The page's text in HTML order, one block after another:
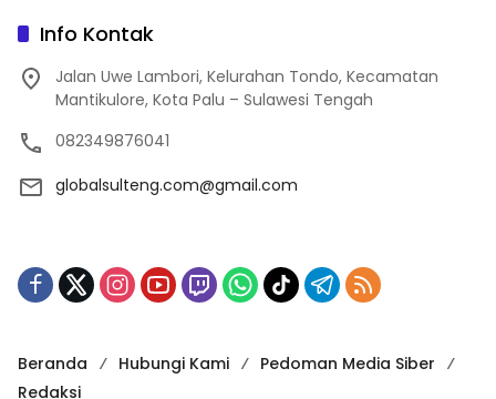
Info Kontak
Jalan Uwe Lambori, Kelurahan Tondo, Kecamatan
Mantikulore, Kota Palu – Sulawesi Tengah
082349876041
globalsulteng.com@gmail.com
Beranda Hubungi Kami
Pedoman Media Siber
Redaksi